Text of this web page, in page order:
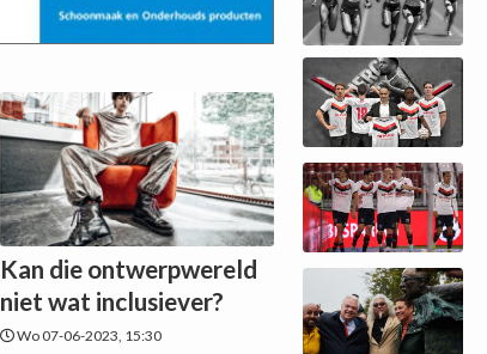
Kan die ontwerpwereld
niet wat inclusiever?
Wo 07-06-2023, 15:30